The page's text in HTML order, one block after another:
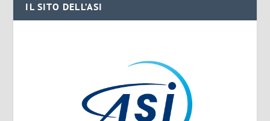
IL SITO DELL’ASI